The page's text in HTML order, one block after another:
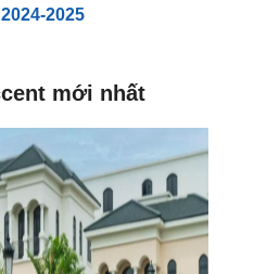
2025
mới nhất